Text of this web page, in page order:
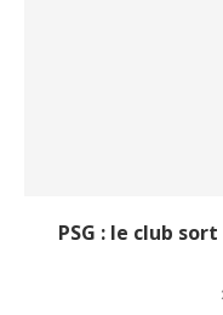
PSG : le club